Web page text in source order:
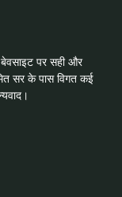
पर सही और
सर के पास विगत कई